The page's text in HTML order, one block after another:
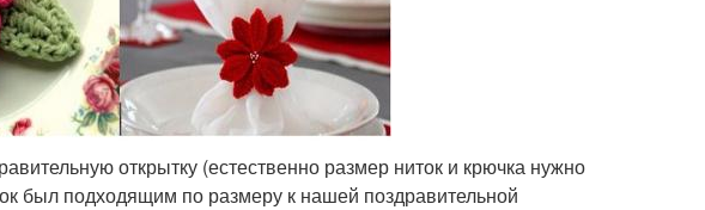
открытку (естественно размер ниток и крючка нужно
был подходящим по размеру к нашей поздравительной